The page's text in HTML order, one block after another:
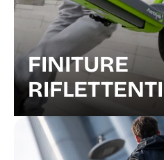
FINITURE
RIFLETTENTI